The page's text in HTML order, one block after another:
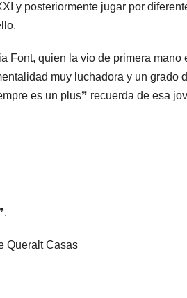
y posteriormente jugar por
Font, quien la vio de primera mano
muy luchadora y un grado
es un plus❞ recuerda de esa
Queralt Casas